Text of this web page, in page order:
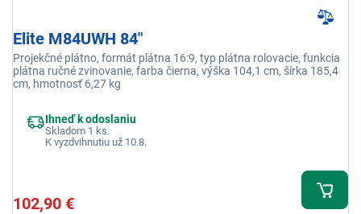
Elite M84UWH 84"
Projekčné plátno, formát plátna 16:9, typ plátna rolovacie, funkcia
plátna ručné zvinovanie, farba čierna, výška 104,1 cm, šírka 185,4
cm, hmotnosť 6,27 kg
Ihneď k odoslaniu
Skladom 1 ks.
K vyzdvihnutiu už 10.8.
102,90 €